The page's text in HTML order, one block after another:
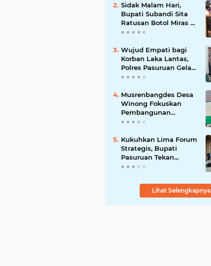
Sidak Malam Hari,
Bupati Subandi Sita
Ratusan Botol Miras di
Kawasan Perumahan
Wujud Empati bagi
Korban Laka Lantas,
Polres Pasuruan Gelar
Salat Ghaib dan Doa
Musrenbangdes Desa
Winong Fokuskan
Pembangunan
Berbasis Potensi Lokal,
Meski Dihantam
Efisiensi Anggaran
Kukuhkan Lima Forum
Strategis, Bupati
Pasuruan Tekan
Pentingnya Program
Lihat Selengkapnya